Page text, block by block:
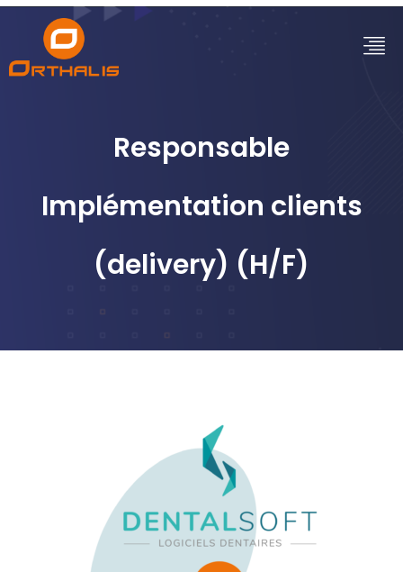
Responsable
Implémentation clients
(delivery) (H/F)